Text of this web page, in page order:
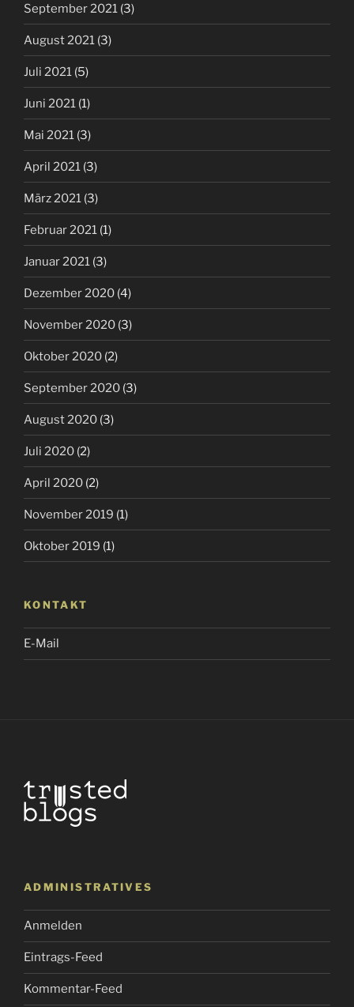
September 2021 (3)
August 2021 (3)
Juli 2021 (5)
Juni 2021 (1)
Mai 2021 (3)
April 2021 (3)
März 2021 (3)
Februar 2021 (1)
Januar 2021 (3)
Dezember 2020 (4)
November 2020 (3)
Oktober 2020 (2)
September 2020 (3)
August 2020 (3)
Juli 2020 (2)
April 2020 (2)
November 2019 (1)
Oktober 2019 (1)
KONTAKT
E-Mail
ADMINISTRATIVES
Anmelden
Eintrags-Feed
Kommentar-Feed